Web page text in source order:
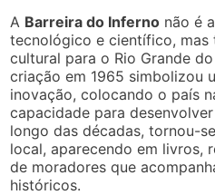
A Barreira do Inferno não é
tecnológico e científico, mas
cultural para o Rio Grande
criação em 1965 simbolizou
inovação, colocando o país
capacidade para
longo das décadas, tornou-
local, aparecendo em livros,
de moradores que
históricos.